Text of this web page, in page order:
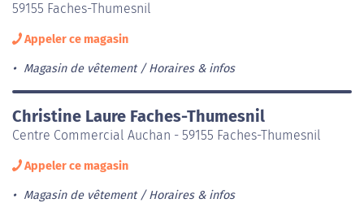
59155 Faches-Thumesnil
Appeler ce magasin
Magasin de vêtement Horaires & infos
Christine Laure Faches-Thumesnil
Centre Commercial Auchan - 59155 Faches-Thumesnil
Appeler ce magasin
Magasin de vêtement Horaires & infos